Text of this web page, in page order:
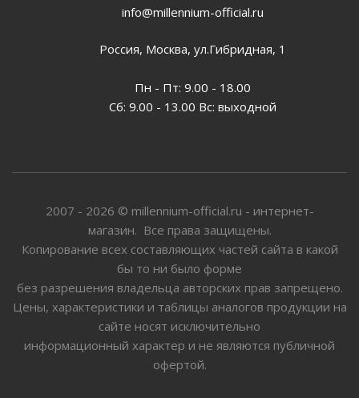
info@millennium-official.ru
Россия, Москва, ул.Гибридная, 1
Пн - Пт: 9.00 - 18.00
Сб: 9.00 - 13.00 Вс: выходной
2007 - 2026 © millennium-official.ru - интернет-
магазин. Все права защищены.
Копирование всех составляющих частей сайта в какой
бы то ни было форме
без разрешения владельца авторских прав запрещено.
Цены, характеристики и таблицы аналогов продукции на
сайте носят исключительно
информационный характер и не являются публичной
офертой.